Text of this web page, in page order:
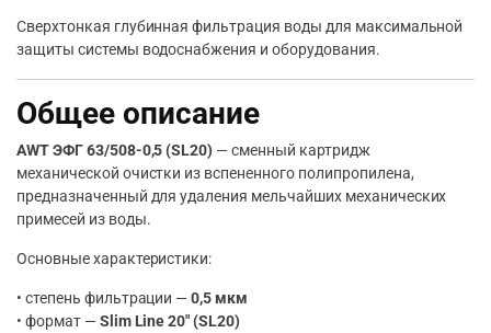
Сверхтонкая глубинная фильтрация воды для максимальной
защиты системы водоснабжения и оборудования.
Общее описание
AWT ЭФГ 63/508-0,5 (SL20) — сменный картридж
механической очистки из вспененного полипропилена,
предназначенный для удаления мельчайших механических
примесей из воды.
Основные характеристики:
• степень фильтрации —0,5 мкм
• формат —Slim Line 20″ (SL20)